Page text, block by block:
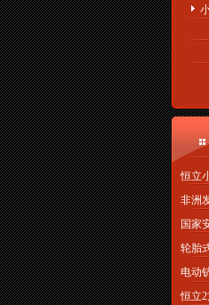
恒立
非洲
国家
轮胎
电动
恒立